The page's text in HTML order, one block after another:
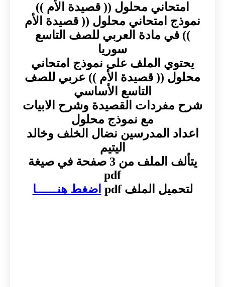
امتحاني محلول (( قصيدة الأم ))
نموذج امتحاني محلول (( قصيدة الأم
)) في مادة العربي للصف التاسع
سوريا
يحتوي الملف على نموذج امتحاني
محلول (( قصيدة الأم )) عربي للصف
التاسع الأساسي
شرح مفردات القصيدة وشرح الابيات
مع نموذج محلول
اعداد المدرسين نضال الخلف وخالد
اليتيم
يتألف الملف من 3 صفحة في صيغة
pdf
لتحميل الملف pdf
اضغط هنــــــا